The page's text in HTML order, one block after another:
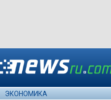
ЭКОНОМИКА